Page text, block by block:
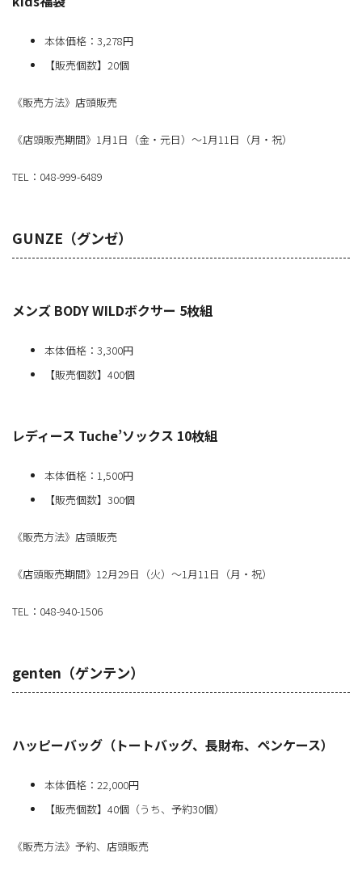
本体価格：3,278円
【販売個数】20個
《販売方法》店頭販売
《店頭販売期間》1月1日（金・元日）～1月11日（月・祝）
TEL：048-999-6489
GUNZE（グンゼ）
メンズ BODY WILDボクサー 5枚組
本体価格：3,300円
【販売個数】400個
レディース Tuche’ソックス 10枚組
本体価格：1,500円
【販売個数】300個
《販売方法》店頭販売
《店頭販売期間》12月29日（火）～1月11日（月・祝）
TEL：048-940-1506
genten（ゲンテン）
ハッピーバッグ（トートバッグ、長財布、ペンケース）
本体価格：22,000円
【販売個数】40個（うち、予約30個）
《販売方法》予約、店頭販売